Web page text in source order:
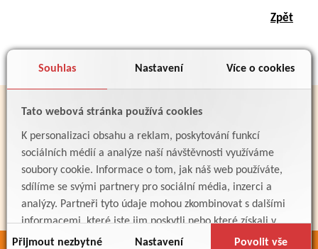
Souhlas Nastavení Více o cookies
Tato webová stránka používá cookies
K personalizaci obsahu a reklam, poskytování funkcí
sociálních médií a analýze naší návštěvnosti využíváme
soubory cookie. Informace o tom, jak náš web používáte,
sdílíme se svými partnery pro sociální média, inzerci a
analýzy. Partneři tyto údaje mohou zkombinovat s dalšími
informacemi, které jste jim poskytli nebo které získali v
důsledku toho, že používáte jejich služby.
Přijmout nezbytné Nastavení Povolit vše
Zpět
PARTNEŘI